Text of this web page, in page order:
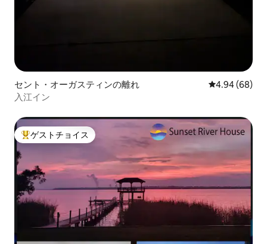
セント・オーガスティンの離れ レビュー68件
4.94 (68)
入江イン
大好評のゲストチョイスです。
ゲストチョイス